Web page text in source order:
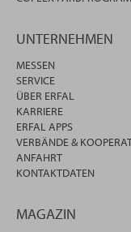
UNTERNEHMEN
MESSEN
SERVICE
ÜBER ERFAL
KARRIERE
ERFAL APPS
VERBÄNDE &
ANFAHRT
KONTAKTDATEN
MAGAZIN